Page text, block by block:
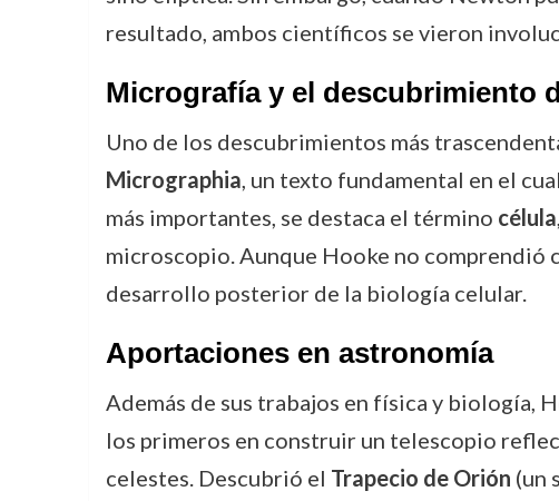
resultado, ambos científicos se vieron
Micrografía y el descubrimiento
Uno de los descubrimientos más
Micrographia, un texto fundamental en el
más importantes, se destaca el término célula
microscopio. Aunque Hooke no comprendió
desarrollo posterior de la biología celular.
Aportaciones en astronomía
Además de sus trabajos en física y biología,
los primeros en construir un telescopio
celestes. Descubrió el Trapecio de Orión (un